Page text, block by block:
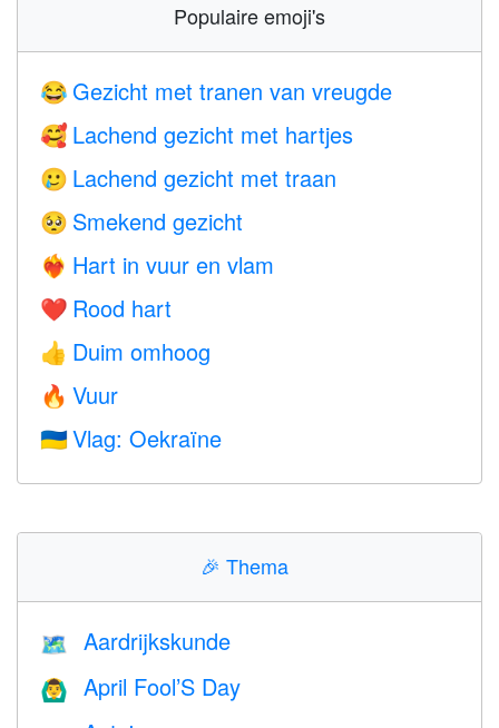
Populaire emoji's
😂 Gezicht met tranen van vreugde
🥰 Lachend gezicht met hartjes
🥲 Lachend gezicht met traan
🥺 Smekend gezicht
❤️‍🔥 Hart in vuur en vlam
❤️ Rood hart
👍 Duim omhoog
🔥 Vuur
🇺🇦 Vlag: Oekraïne
🎉 Thema
🗺 Aardrijkskunde
🙆‍♂️ April Fool’S Day